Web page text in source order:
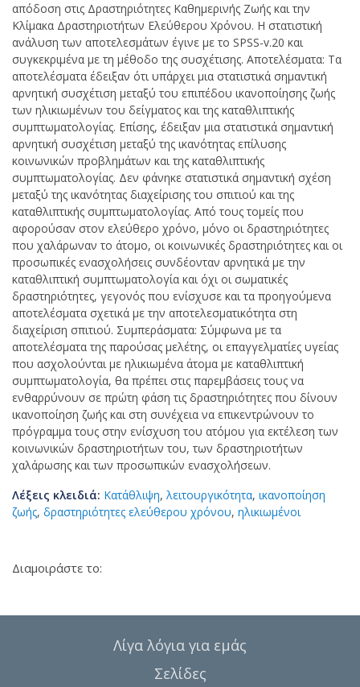
απόδοση στις Δραστηριότητες Καθημερινής Ζωής και την
Κλίμακα Δραστηριοτήτων Ελεύθερου Χρόνου. Η στατιστική
ανάλυση των αποτελεσμάτων έγινε με το SPSS-v.20 και
συγκεκριμένα με τη μέθοδο της συσχέτισης. Αποτελέσματα: Τα
αποτελέσματα έδειξαν ότι υπάρχει μια στατιστικά σημαντική
αρνητική συσχέτιση μεταξύ του επιπέδου ικανοποίησης ζωής
των ηλικιωμένων του δείγματος και της καταθλιπτικής
συμπτωματολογίας. Επίσης, έδειξαν μια στατιστικά σημαντική
αρνητική συσχέτιση μεταξύ της ικανότητας επίλυσης
κοινωνικών προβλημάτων και της καταθλιπτικής
συμπτωματολογίας. Δεν φάνηκε στατιστικά σημαντική σχέση
μεταξύ της ικανότητας διαχείρισης του σπιτιού και της
καταθλιπτικής συμπτωματολογίας. Από τους τομείς που
αφορούσαν στον ελεύθερο χρόνο, μόνο οι δραστηριότητες
που χαλάρωναν το άτομο, οι κοινωνικές δραστηριότητες και οι
προσωπικές ενασχολήσεις συνδέονταν αρνητικά με την
καταθλιπτική συμπτωματολογία και όχι οι σωματικές
δραστηριότητες, γεγονός που ενίσχυσε και τα προηγούμενα
αποτελέσματα σχετικά με την αποτελεσματικότητα στη
διαχείριση σπιτιού. Συμπεράσματα: Σύμφωνα με τα
αποτελέσματα της παρούσας μελέτης, οι επαγγελματίες υγείας
που ασχολούνται με ηλικιωμένα άτομα με καταθλιπτική
συμπτωματολογία, θα πρέπει στις παρεμβάσεις τους να
ενθαρρύνουν σε πρώτη φάση τις δραστηριότητες που δίνουν
ικανοποίηση ζωής και στη συνέχεια να επικεντρώνουν το
πρόγραμμα τους στην ενίσχυση του ατόμου για εκτέλεση των
κοινωνικών δραστηριοτήτων του, των δραστηριοτήτων
χαλάρωσης και των προσωπικών ενασχολήσεων.
Λέξεις κλειδιά: Κατάθλιψη, λειτουργικότητα, ικανοποίηση
ζωής, δραστηριότητες ελεύθερου χρόνου, ηλικιωμένοι
Διαμοιράστε το:
Λίγα λόγια για εμάς
Σελίδες